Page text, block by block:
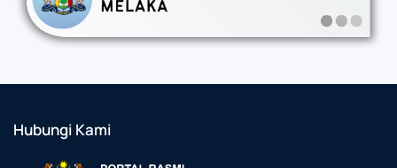
Hubungi Kami